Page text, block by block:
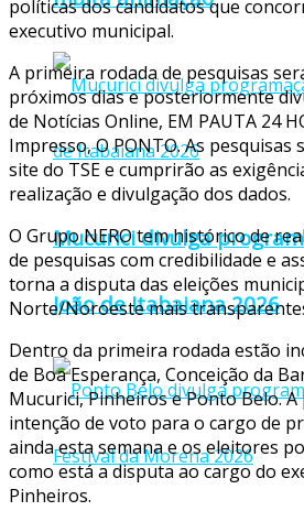
Mucurici divulga
João de Itabaiana 2026
políticas dos candidatos que
executivo municipal.
A primeira rodada de pesquisas
próximos dias e posteriormente
de Notícias Online, EM PAUTA 24
Impresso, O PONTO. As
site do TSE e cumprirão as
realização e divulgação dos dados.
O Grupo NERO tem histórico de
de pesquisas com credibilidade e
torna a disputa das eleições
Norte/Noroeste mais
Dentro da primeira rodada estão
de Boa Esperança, Conceição da
Mucurici, Pinheiros e Ponto Belo.
intenção de voto para o cargo de
ainda esta semana e os eleitores
como está a disputa ao cargo do
Pinheiros.